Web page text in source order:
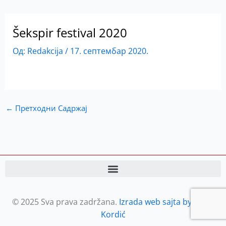
Šekspir festival 2020
Од: Redakcija / 17. септембар 2020.
← Претходни Садржај
© 2025 Sva prava zadržana. Izrada web sajta by Petar
Kordić